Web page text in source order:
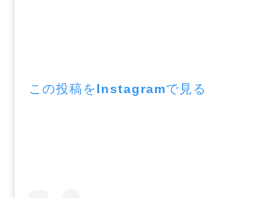
この投稿をInstagramで見る